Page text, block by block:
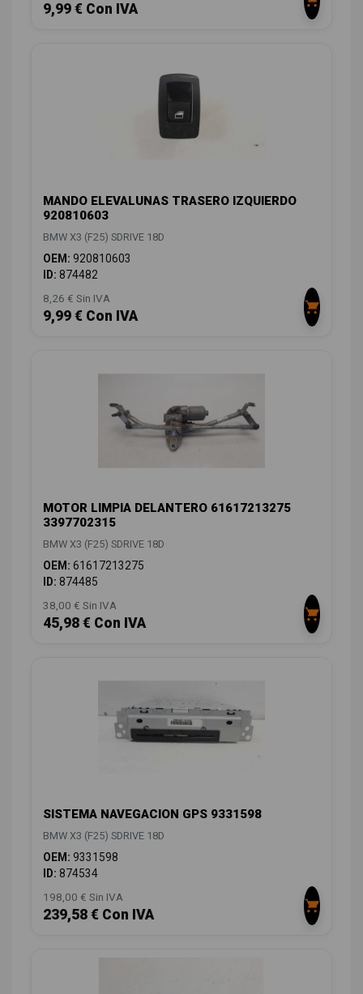
9,99 € Con IVA
MANDO ELEVALUNAS TRASERO IZQUIERDO
920810603
BMW X3 (F25) SDRIVE 18D
OEM: 920810603
ID: 874482
8,26 € Sin IVA
9,99 € Con IVA
MOTOR LIMPIA DELANTERO 61617213275
3397702315
BMW X3 (F25) SDRIVE 18D
OEM: 61617213275
ID: 874485
38,00 € Sin IVA
45,98 € Con IVA
SISTEMA NAVEGACION GPS 9331598
BMW X3 (F25) SDRIVE 18D
OEM: 9331598
ID: 874534
198,00 € Sin IVA
239,58 € Con IVA